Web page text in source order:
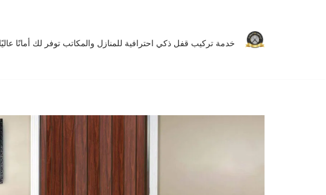
خدمة تركيب قفل ذكي احترافية للمنازل والمكاتب توفر لك أمانًا